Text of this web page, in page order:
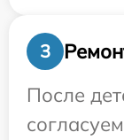
3
После